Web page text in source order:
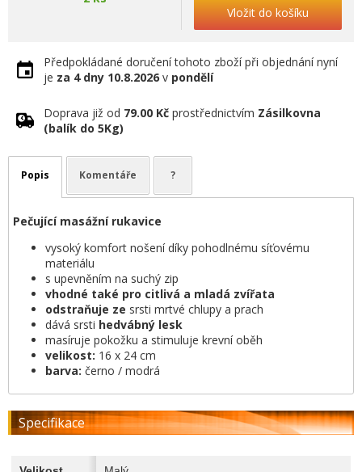
Vložit do košíku
Předpokládané doručení tohoto zboží při objednání nyní
je za 4 dny 10.8.2026 v pondělí
Doprava již od 79.00 Kč prostřednictvím Zásilkovna
(balík do 5Kg)
Popis Komentáře ?
Pečující masážní rukavice
vysoký komfort nošení díky pohodlnému síťovému
materiálu
s upevněním na suchý zip
vhodné také pro citlivá a mladá zvířata
odstraňuje ze srsti mrtvé chlupy a prach
dává srsti hedvábný lesk
masíruje pokožku a stimuluje krevní oběh
velikost: 16 x 24 cm
barva: černo / modrá
Specifikace